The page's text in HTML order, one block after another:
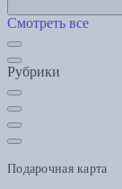
Смотреть все
Рубрики
Подарочная карта